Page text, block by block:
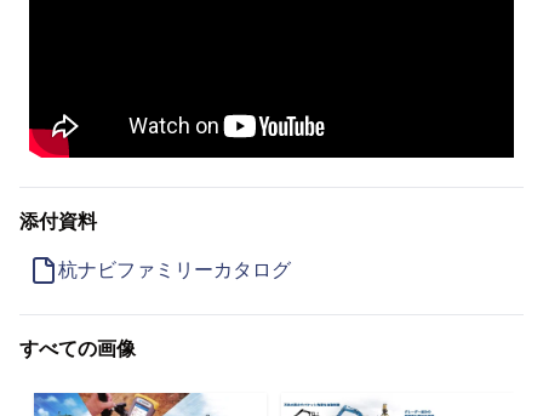
添付資料
杭ナビファミリーカタログ
すべての画像